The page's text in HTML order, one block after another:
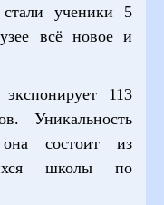
ученики 5
всё новое и
113
Уникальность
состоит из
школы по